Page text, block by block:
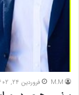
M.M فروردین 24, 1402